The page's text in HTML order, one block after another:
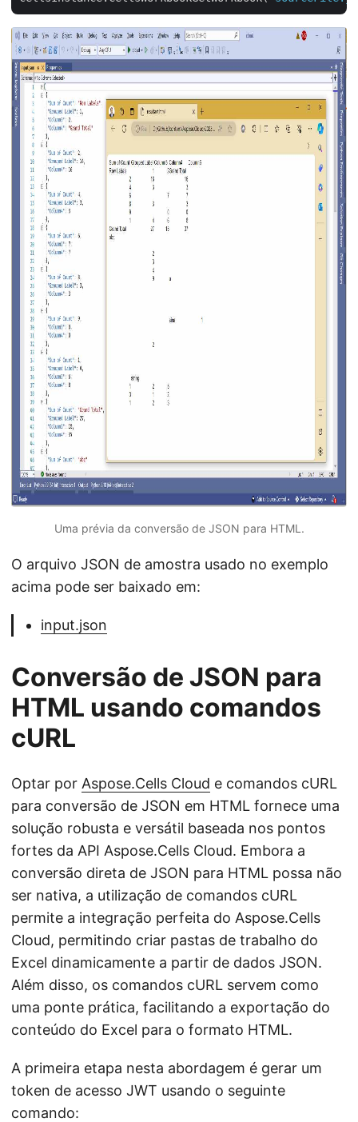
Uma prévia da conversão de JSON para HTML.
O arquivo JSON de amostra usado no exemplo
acima pode ser baixado em:
input.json
Conversão de JSON para
HTML usando comandos
cURL
Optar por Aspose.Cells Cloud e comandos cURL
para conversão de JSON em HTML fornece uma
solução robusta e versátil baseada nos pontos
fortes da API Aspose.Cells Cloud. Embora a
conversão direta de JSON para HTML possa não
ser nativa, a utilização de comandos cURL
permite a integração perfeita do Aspose.Cells
Cloud, permitindo criar pastas de trabalho do
Excel dinamicamente a partir de dados JSON.
Além disso, os comandos cURL servem como
uma ponte prática, facilitando a exportação do
conteúdo do Excel para o formato HTML.
A primeira etapa nesta abordagem é gerar um
token de acesso JWT usando o seguinte
comando: